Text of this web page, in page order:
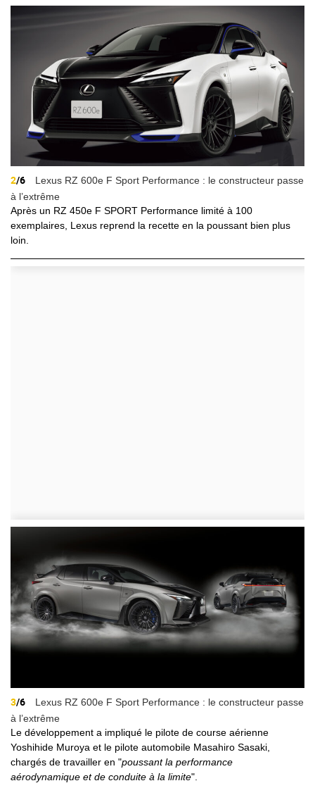
2/6
Lexus RZ 600e F Sport Performance : le constructeur passe
à l’extrême
Après un RZ 450e F SPORT Performance limité à 100
exemplaires, Lexus reprend la recette en la poussant bien plus
loin.
3/6
Lexus RZ 600e F Sport Performance : le constructeur passe
à l’extrême
Le développement a impliqué le pilote de course aérienne
Yoshihide Muroya et le pilote automobile Masahiro Sasaki,
chargés de travailler en "poussant la performance
aérodynamique et de conduite à la limite".